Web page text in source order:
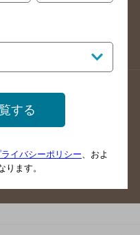
検索
情報更新方法のご案内
グイン
感想
する
ライバシーポリシー 、およ
ます。